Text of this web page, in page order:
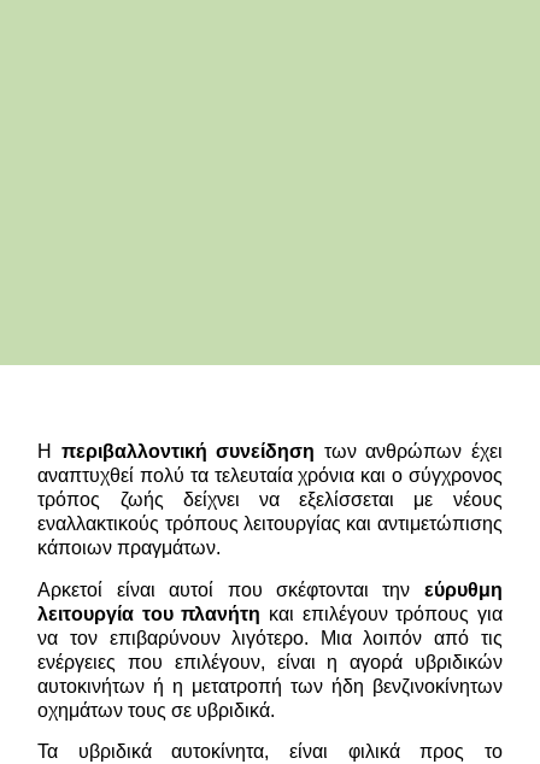
Η περιβαλλοντική συνείδηση των ανθρώπων έχει
αναπτυχθεί πολύ τα τελευταία χρόνια και ο σύγχρονος
τρόπος ζωής δείχνει να εξελίσσεται με νέους
εναλλακτικούς τρόπους λειτουργίας και αντιμετώπισης
κάποιων πραγμάτων.
Αρκετοί είναι αυτοί που σκέφτονται την εύρυθμη
λειτουργία του πλανήτη και επιλέγουν τρόπους για
να τον επιβαρύνουν λιγότερο. Μια λοιπόν από τις
ενέργειες που επιλέγουν, είναι η αγορά υβριδικών
αυτοκινήτων ή η μετατροπή των ήδη βενζινοκίνητων
οχημάτων τους σε υβριδικά.
Τα υβριδικά αυτοκίνητα, είναι φιλικά προς το